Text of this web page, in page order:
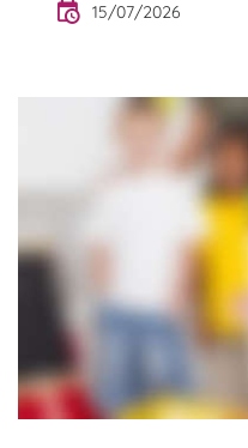
15/07/2026